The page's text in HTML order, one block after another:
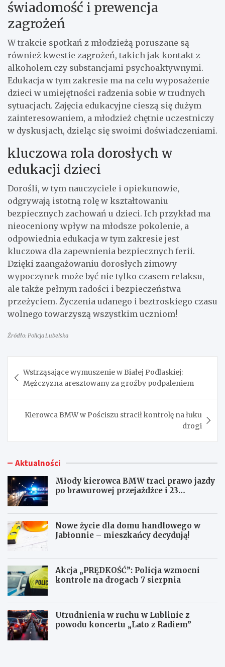
świadomość i prewencja
zagrożeń
W trakcie spotkań z młodzieżą poruszane są
również kwestie zagrożeń, takich jak kontakt z
alkoholem czy substancjami psychoaktywnymi.
Edukacja w tym zakresie ma na celu wyposażenie
dzieci w umiejętności radzenia sobie w trudnych
sytuacjach. Zajęcia edukacyjne cieszą się dużym
zainteresowaniem, a młodzież chętnie uczestniczy
w dyskusjach, dzieląc się swoimi doświadczeniami.
kluczowa rola dorosłych w
edukacji dzieci
Dorośli, w tym nauczyciele i opiekunowie,
odgrywają istotną rolę w kształtowaniu
bezpiecznych zachowań u dzieci. Ich przykład ma
nieoceniony wpływ na młodsze pokolenie, a
odpowiednia edukacja w tym zakresie jest
kluczowa dla zapewnienia bezpiecznych ferii.
Dzięki zaangażowaniu dorosłych zimowy
wypoczynek może być nie tylko czasem relaksu,
ale także pełnym radości i bezpieczeństwa
przeżyciem. Życzenia udanego i beztroskiego czasu
wolnego towarzyszą wszystkim uczniom!
Źródło: Policja Lubelska
wpisu
Wstrząsające wymuszenie w Białej Podlaskiej:
Mężczyzna aresztowany za groźby podpaleniem
Kierowca BMW w Pościszu stracił kontrolę na łuku
drogi
Aktualności
Młody kierowca BMW traci prawo jazdy
po brawurowej przejażdżce i 23
Nowe życie dla domu handlowego w
Jabłonnie – mieszkańcy decydują!
Akcja „PRĘDKOŚĆ”: Policja wzmocni
kontrole na drogach 7 sierpnia
Utrudnienia w ruchu w Lublinie z
powodu koncertu „Lato z Radiem”
M
N